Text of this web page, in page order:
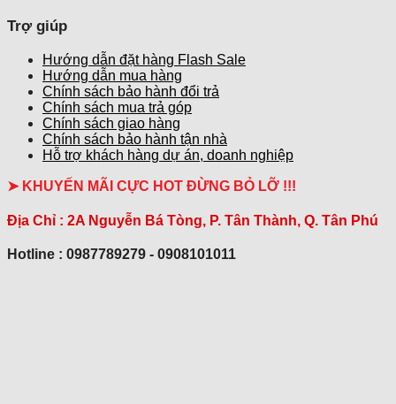
Trợ giúp
Hướng dẫn đặt hàng Flash Sale
Hướng dẫn mua hàng
Chính sách bảo hành đổi trả
Chính sách mua trả góp
Chính sách giao hàng
Chính sách bảo hành tận nhà
Hỗ trợ khách hàng dự án, doanh nghiệp
➤ KHUYẾN MÃI CỰC HOT ĐỪNG BỎ LỠ !!!
Địa Chỉ : 2A Nguyễn Bá Tòng, P. Tân Thành, Q. Tân Phú
Hotline : 0987789279 - 0908101011